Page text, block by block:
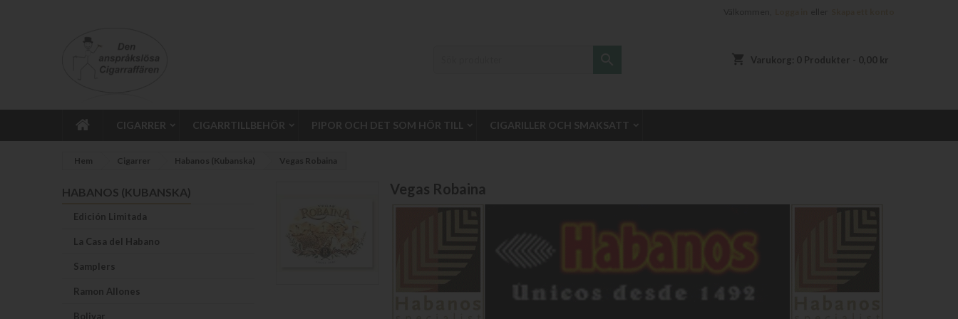
shopping_cart Varukorg: 0 Produkter - 0,00 kr
CIGARRER CIGARRTILLBEHÖR PIPOR OCH DET SOM HÖR TILL CIGARILLER OCH SMAKSATT
Hem Cigarrer Habanos (Kubanska) Vegas Robaina
HABANOS (KUBANSKA)
Edición Limitada
La Casa del Habano
Samplers
Ramon Allones
Bolivar
Vegas Robaina